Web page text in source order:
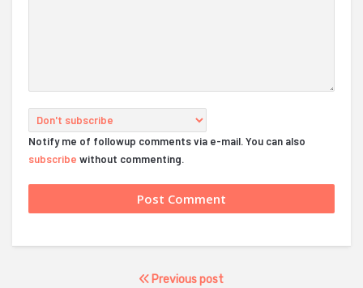
Notify me of followup comments via e-mail. You can also
subscribe without commenting.
Previous post